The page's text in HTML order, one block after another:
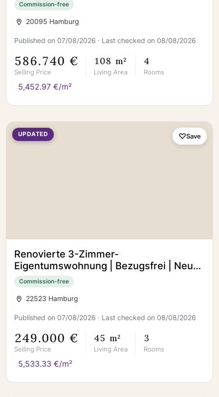
Commission-free
20095 Hamburg
Published on 07/08/2026 · Last checked on 08/08/2026
586.740 €
Selling Price
108 m²
Living Area
4
Rooms
5,452.97 €/m²
UPDATED
Renovierte 3-Zimmer-
Eigentumswohnung | Bezugsfrei | Neuer
Vinylboden
Commission-free
22523 Hamburg
Published on 07/08/2026 · Last checked on 08/08/2026
249.000 €
Selling Price
45 m²
Living Area
3
Rooms
5,533.33 €/m²
Save